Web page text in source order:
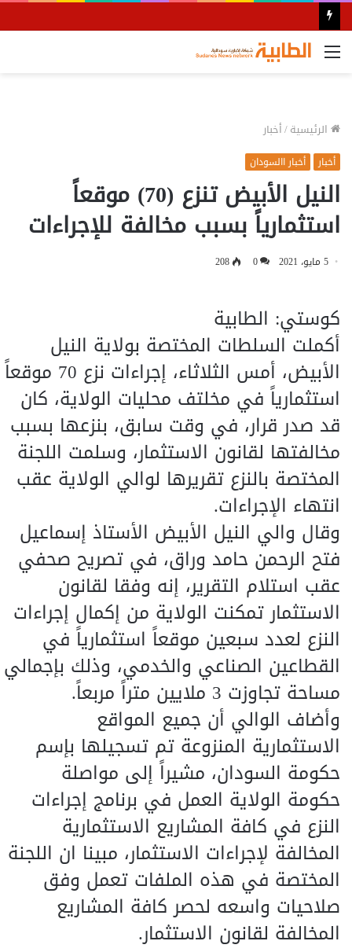
القائمة
الرئيسية/أخبار
أخبار أخبار االسودان
النيل الأبيض تنزع (70) موقعاً
استثمارياً بسبب مخالفة للإجراءات
5 مايو، 2021 0
208
كوستي: الطابية
أكملت السلطات المختصة بولاية النيل
الأبيض، أمس الثلاثاء، إجراءات نزع 70 موقعاً
استثمارياً في مخلتف محليات الولاية، كان
قد صدر قرار، في وقت سابق، بنزعها بسبب
مخالفتها لقانون الاستثمار، وسلمت اللجنة
المختصة بالنزع تقريرها لوالي الولاية عقب
انتهاء الإجراءات.
وقال والي النيل الأبيض الأستاذ إسماعيل
فتح الرحمن حامد وراق، في تصريح صحفي
عقب استلام التقرير، إنه وفقا لقانون
الاستثمار تمكنت الولاية من إكمال إجراءات
النزع لعدد سبعين موقعاً استثمارياً في
القطاعين الصناعي والخدمي، وذلك بإجمالي
مساحة تجاوزت 3 ملايين متراً مربعاً.
وأضاف الوالي أن جميع المواقع
الاستثمارية المنزوعة تم تسجيلها بإسم
حكومة السودان، مشيراً إلى مواصلة
حكومة الولاية العمل في برنامج إجراءات
النزع في كافة المشاريع الاستثمارية
المخالفة لإجراءات الاستثمار، مبينا ان اللجنة
المختصة في هذه الملفات تعمل وفق
صلاحيات واسعه لحصر كافة المشاريع
المخالفة لقانون الاستثمار.